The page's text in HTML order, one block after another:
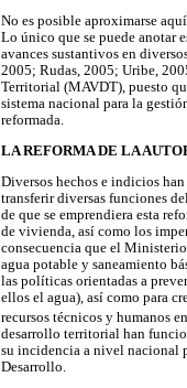
No es posible aproximarse
Lo único que se puede anotar
avances sustantivos en
2005; Rudas, 2005; Uribe,
Territorial (MAVDT), puesto
sistema nacional para la
reformada.
LA REFORMA DE LA
Diversos hechos e indicios
transferir diversas funciones
de que se emprendiera esta
de vivienda, así como los
consecuencia que el
agua potable y saneamiento
las políticas orientadas a
ellos el agua), así como para
recursos técnicos y humanos
desarrollo territorial han
su incidencia a nivel nacional
Desarrollo.